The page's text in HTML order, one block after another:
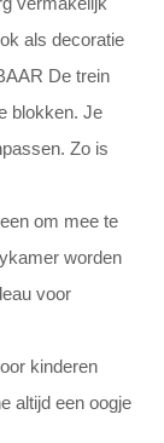
als decoratie
De trein
blokken. Je
Zo is
om mee te
worden
voor
kinderen
altijd een oogje